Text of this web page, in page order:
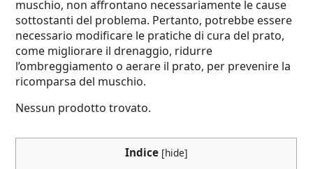
muschio, non affrontano necessariamente le cause
sottostanti del problema. Pertanto, potrebbe essere
necessario modificare le pratiche di cura del prato,
come migliorare il drenaggio, ridurre
l’ombreggiamento o aerare il prato, per prevenire la
ricomparsa del muschio.
Nessun prodotto trovato.
Indice [hide]